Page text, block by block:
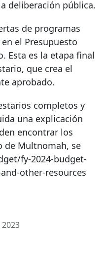
deliberación pública.
de programas
el Presupuesto
Esta es la etapa final
que crea el
aprobado.
completos y
una explicación
encontrar los
de Multnomah, se
fy-2024-budget-
other-resources